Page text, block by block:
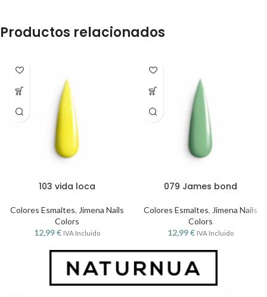
Productos relacionados
103 vida loca
Colores Esmaltes, Jimena Nails
Colors
12,99€ IVA Incluido
079 James bond
Colores Esmaltes, Jimena Nails
Colors
12,99€ IVA Incluido